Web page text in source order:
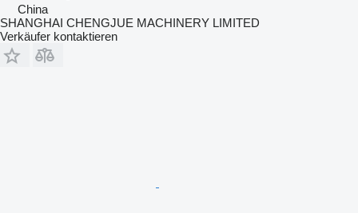
China
SHANGHAI CHENGJUE MACHINERY LIMITED
Verkäufer kontaktieren